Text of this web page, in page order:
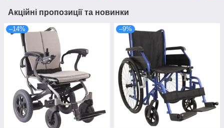
Акційні пропозиції та новинки
–14% –9%